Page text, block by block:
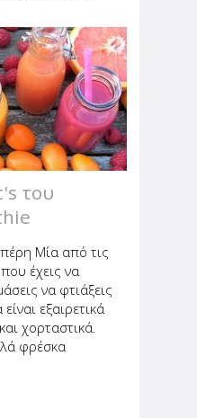
της υγείας»
οφελών που
του
Μία από τις
έχεις να
να φτιάξεις
εξαιρετικά
χορταστικά.
φρέσκα